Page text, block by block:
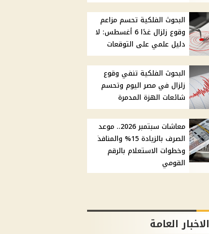
البحوث الفلكية تحسم مزاعم
وقوع زلزال غدًا 6 أغسطس: لا
دليل علمي على التوقعات
البحوث الفلكية تنفي وقوع
زلزال في مصر اليوم وتحسم
شائعات الهزة المدمرة
معاشات سبتمبر 2026.. موعد
الصرف بالزيادة 15% والمنافذ
وخطوات الاستعلام بالرقم
القومي
الاخبار العامة